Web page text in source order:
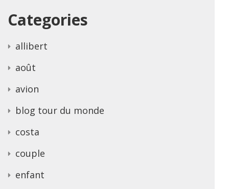
Categories
allibert
août
avion
blog tour du monde
costa
couple
enfant